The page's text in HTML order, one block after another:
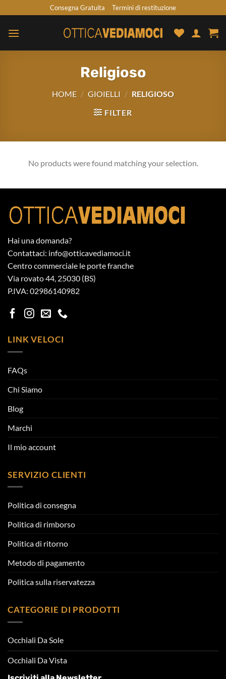
to
content
Consegna Gratuita Termini di restituzione
Religioso
HOME / GIOIELLI / RELIGIOSO
FILTER
No products were found matching your selection.
Hai una domanda?
Contattaci: info@otticavediamoci.it
Centro commerciale le porte franche
Via rovato 44, 25030 (BS)
P.IVA: 02986140982
LINK VELOCI
FAQs
Chi Siamo
Blog
Marchi
Il mio account
SERVIZIO CLIENTI
Politica di consegna
Politica di rimborso
Politica di ritorno
Metodo di pagamento
Politica sulla riservatezza
CATEGORIE DI PRODOTTI
Occhiali Da Sole
Occhiali Da Vista